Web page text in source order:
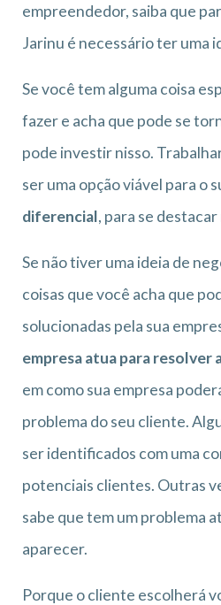
empreendedor, saiba que
Jarinu é necessário ter uma
Se você tem alguma coisa
fazer e acha que pode se
pode investir nisso.
ser uma opção viável para o
diferencial, para se destacar
Se não tiver uma ideia de
coisas que você acha que
solucionadas pela sua
empresa atua para resolver
em como sua empresa
problema do seu cliente.
ser identificados com uma
potenciais clientes. Outras
sabe que tem um problema
aparecer.
Porque o cliente escolherá